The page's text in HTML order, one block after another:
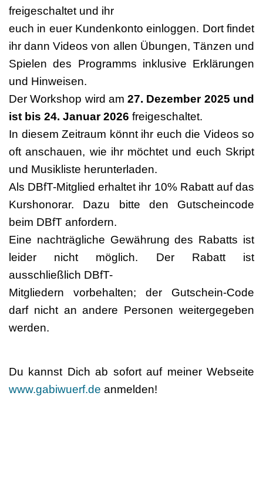
freigeschaltet und ihr
euch in euer Kundenkonto einloggen. Dort findet
ihr dann Videos von allen Übungen, Tänzen und
Spielen des Programms inklusive Erklärungen
und Hinweisen.
Der Workshop wird am27. Dezember 2025 und
ist bis 24. Januar 2026 freigeschaltet.
In diesem Zeitraum könnt ihr euch die Videos so
oft anschauen, wie ihr möchtet und euch Skript
und Musikliste herunterladen.
Als DBfT-Mitglied erhaltet ihr 10% Rabatt auf das
Kurshonorar. Dazu bitte den Gutscheincode
beim DBfT anfordern.
Eine nachträgliche Gewährung des Rabatts ist
leider nicht möglich. Der Rabatt ist
ausschließlich DBfT-
Mitgliedern vorbehalten; der Gutschein-Code
darf nicht an andere Personen weitergegeben
werden.
Du kannst Dich ab sofort auf meiner Webseite
www.gabiwuerf.de anmelden!